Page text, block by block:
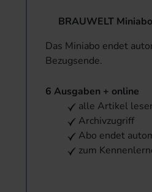
BRAUWELT
Das Miniabo endet
Bezugsende.
6 Ausgaben + online
alle Artikel
Archivzugriff
Abo endet
zum